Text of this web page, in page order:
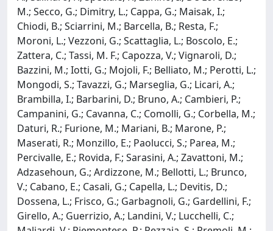
M.; Secco, G.; Dimitry, L.; Cappa, G.; Maisak, I.;
Chiodi, B.; Sciarrini, M.; Barcella, B.; Resta, F.;
Moroni, L.; Vezzoni, G.; Scattaglia, L.; Boscolo, E.;
Zattera, C.; Tassi, M. F.; Capozza, V.; Vignaroli, D.;
Bazzini, M.; Iotti, G.; Mojoli, F.; Belliato, M.; Perotti, L.;
Mongodi, S.; Tavazzi, G.; Marseglia, G.; Licari, A.;
Brambilla, I.; Barbarini, D.; Bruno, A.; Cambieri, P.;
Campanini, G.; Cavanna, C.; Comolli, G.; Corbella, M.;
Daturi, R.; Furione, M.; Mariani, B.; Marone, P.;
Maserati, R.; Monzillo, E.; Paolucci, S.; Parea, M.;
Percivalle, E.; Rovida, F.; Sarasini, A.; Zavattoni, M.;
Adzasehoun, G.; Ardizzone, M.; Bellotti, L.; Brunco,
V.; Cabano, E.; Casali, G.; Capella, L.; Devitis, D.;
Dossena, L.; Frisco, G.; Garbagnoli, G.; Gardellini, F.;
Girello, A.; Guerrizio, A.; Landini, V.; Lucchelli, C.;